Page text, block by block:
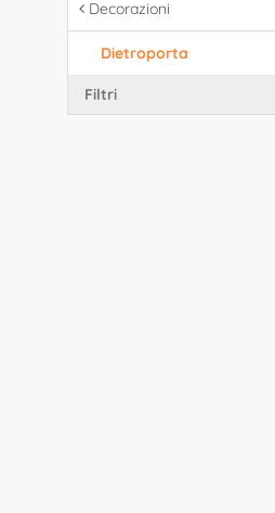
Decorazioni
Dietroporta
Filtri